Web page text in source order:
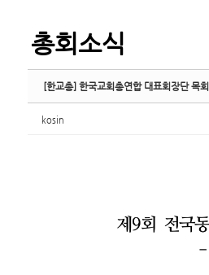
총회소식
[한교총] 한국교회총연합 대표회장단 목
kosin